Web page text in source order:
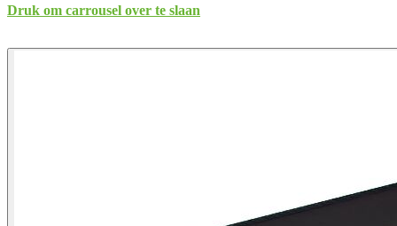
Druk om carrousel over te slaan